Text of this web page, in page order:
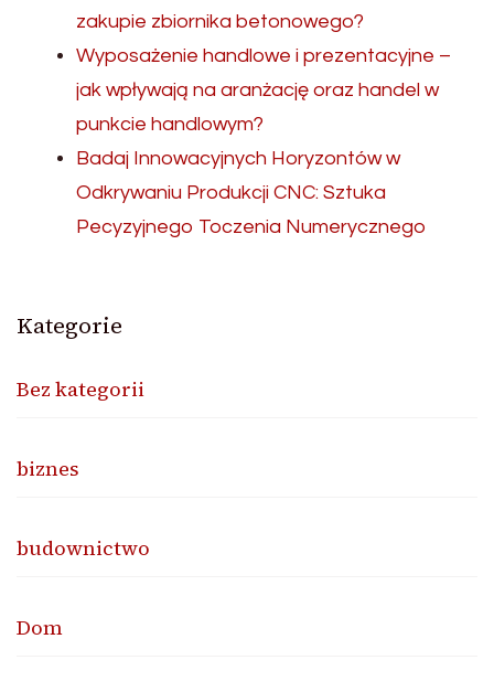
zakupie zbiornika betonowego?
Wyposażenie handlowe i prezentacyjne –
jak wpływają na aranżację oraz handel w
punkcie handlowym?
Badaj Innowacyjnych Horyzontów w
Odkrywaniu Produkcji CNC: Sztuka
Pecyzyjnego Toczenia Numerycznego
Kategorie
Bez kategorii
biznes
budownictwo
Dom